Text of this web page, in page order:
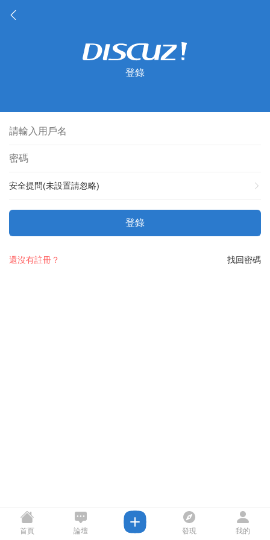
登錄
安全提問(未設置請忽略)
登錄
找回密碼
還沒有註冊？
首頁 論壇 發現 我的